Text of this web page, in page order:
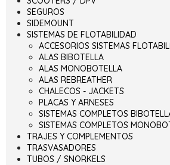
SEGUROS
SIDEMOUNT
SISTEMAS DE FLOTABILIDAD
ACCESORIOS SISTEMAS
ALAS BIBOTELLA
ALAS MONOBOTELLA
ALAS REBREATHER
CHALECOS - JACKETS
PLACAS Y ARNESES
SISTEMAS COMPLETOS
SISTEMAS COMPLETOS
TRAJES Y COMPLEMENTOS
TRASVASADORES
TUBOS / SNORKELS